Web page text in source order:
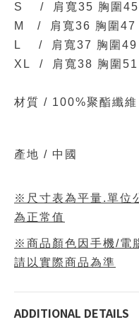
S /
肩寬35 胸圍
M / 肩寬36 胸圍47
L /
肩寬37 胸圍
XL /
肩寬38 胸圍
材質 / 100%聚酯纖
產地 / 中國
※尺寸表為平量.單位
為正常值
※商品顏色因手機/電
請以實際商品為準
ADDITIONAL DETAILS